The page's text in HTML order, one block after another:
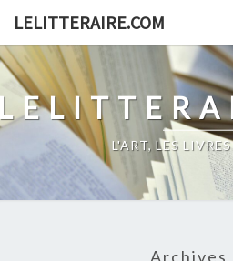
content
LELITTERAIRE.COM
L'ART, LES
Archives